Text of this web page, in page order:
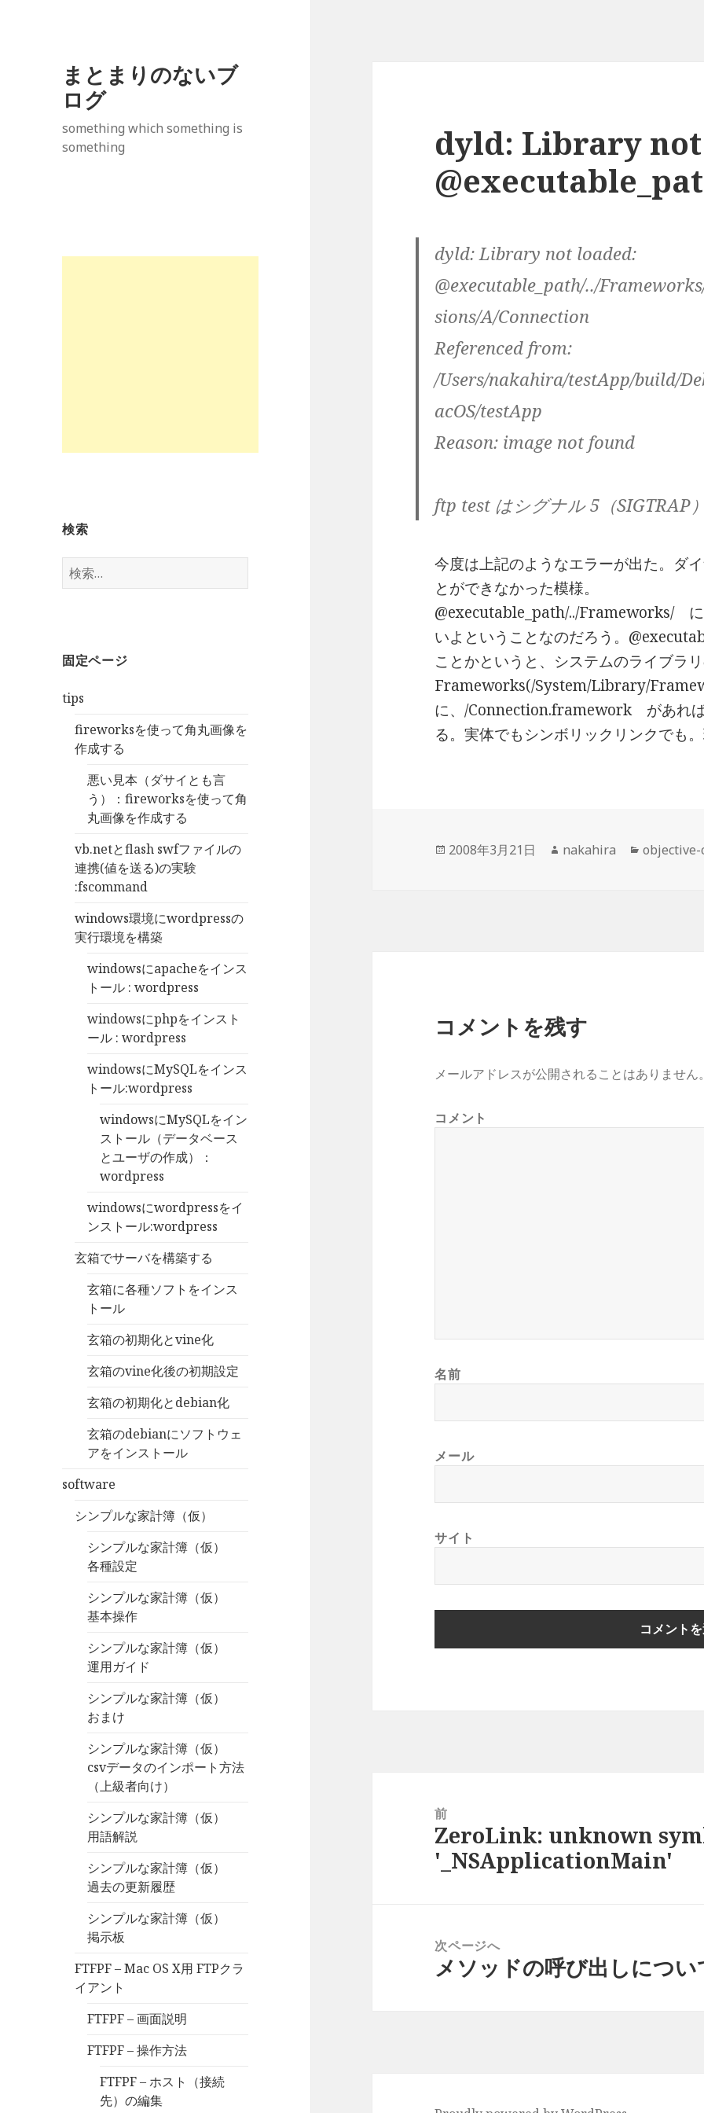
まとまりのないブ
ログ
something which something is
something
検索
検
索
固定ページ
tips
fireworksを使って角丸画像を
作成する
悪い見本（ダサイとも言
う）：fireworksを使って角
丸画像を作成する
vb.netとflash swfファイルの
連携(値を送る)の実験
:fscommand
windows環境にwordpressの
実行環境を構築
windowsにapacheをインス
トール : wordpress
windowsにphpをインスト
ール : wordpress
windowsにMySQLをインス
トール:wordpress
windowsにMySQLをイン
ストール（データベース
とユーザの作成）：
wordpress
windowsにwordpressをイ
ンストール:wordpress
玄箱でサーバを構築する
玄箱に各種ソフトをインス
トール
玄箱の初期化とvine化
玄箱のvine化後の初期設定
玄箱の初期化とdebian化
玄箱のdebianにソフトウェ
アをインストール
software
シンプルな家計簿（仮）
シンプルな家計簿（仮）
各種設定
シンプルな家計簿（仮）
基本操作
シンプルな家計簿（仮）
運用ガイド
シンプルな家計簿（仮）
おまけ
シンプルな家計簿（仮）
csvデータのインポート方法
（上級者向け）
シンプルな家計簿（仮）
用語解説
シンプルな家計簿（仮）
過去の更新履歴
シンプルな家計簿（仮）
掲示板
FTFPF – Mac OS X用 FTPクラ
イアント
FTFPF – 画面説明
FTFPF – 操作方法
FTFPF – ホスト（接続
先）の編集
dyld: Library
dyld: Library not loaded:
@executable_path/../
sions/A/Connection
Referenced from:
/Users/nakahira/testApp/build/
acOS/testApp
Reason: image not found
ftp test はシグナル 5（SIGTRAP
今度は上記のようなエラーが出た。ダ
とができなかった模様。
@executable_path/../Frameworks/
いよということなのだろう。
ことかというと、システムのライブラ
Frameworks(/System/Library/
に、/Connection.framework があれ
る。実体でもシンボリックリンクでも
投
2008年3月21日
作
nakahira
カ
objective-
コメントを残す
メールアドレスが公開されることはありません
コメント
名前
メール
サイト
前
前
の
ZeroLink: unknown
'_NSApplicationMain'
次ページへ
次
メソッドの呼び出しについ